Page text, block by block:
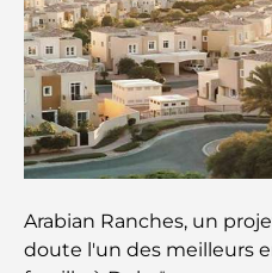
Les meilleurs
voyage culinaire
Découvrez la
balade placée sous le
panoramas.
découvrez les
Arabian Ranches, un
doute l'un des meilleurs